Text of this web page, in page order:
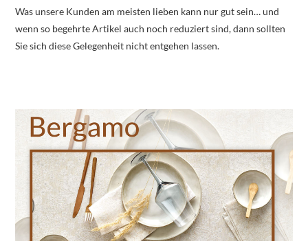
Was unsere Kunden am meisten lieben kann nur gut sein… und
wenn so begehrte Artikel auch noch reduziert sind, dann sollten
Sie sich diese Gelegenheit nicht entgehen lassen.